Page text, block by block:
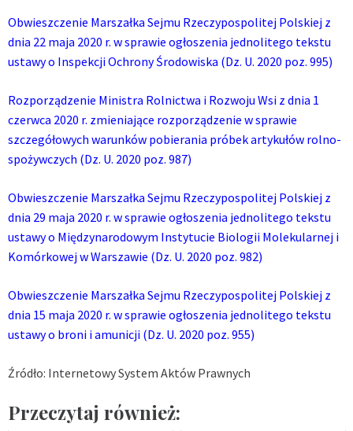
Obwieszczenie Marszałka Sejmu Rzeczypospolitej Polskiej z
dnia 22 maja 2020 r. w sprawie ogłoszenia jednolitego tekstu
ustawy o Inspekcji Ochrony Środowiska (Dz. U. 2020 poz. 995)
Rozporządzenie Ministra Rolnictwa i Rozwoju Wsi z dnia 1
czerwca 2020 r. zmieniające rozporządzenie w sprawie
szczegółowych warunków pobierania próbek artykułów rolno-
spożywczych (Dz. U. 2020 poz. 987)
Obwieszczenie Marszałka Sejmu Rzeczypospolitej Polskiej z
dnia 29 maja 2020 r. w sprawie ogłoszenia jednolitego tekstu
ustawy o Międzynarodowym Instytucie Biologii Molekularnej i
Komórkowej w Warszawie (Dz. U. 2020 poz. 982)
Obwieszczenie Marszałka Sejmu Rzeczypospolitej Polskiej z
dnia 15 maja 2020 r. w sprawie ogłoszenia jednolitego tekstu
ustawy o broni i amunicji (Dz. U. 2020 poz. 955)
Źródło: Internetowy System Aktów Prawnych
Przeczytaj również: